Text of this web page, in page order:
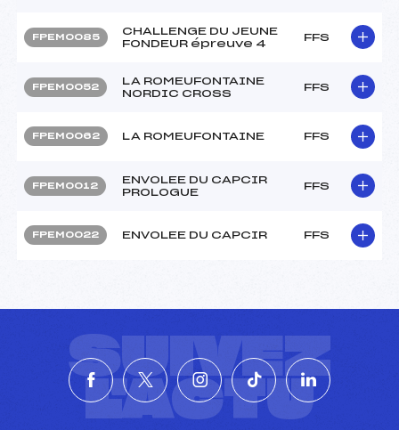
FPEM0085
CHALLENGE DU JEUNE
FONDEUR épreuve 4
FFS
FPEM0052
LA ROMEUFONTAINE
NORDIC CROSS
FFS
FPEM0062 LA ROMEUFONTAINE FFS
FPEM0012
ENVOLEE DU CAPCIR
PROLOGUE
FFS
FPEM0022 ENVOLEE DU CAPCIR FFS
SUIVEZ
L'ACTU